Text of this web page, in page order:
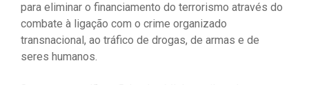
para eliminar o financiamento do terrorismo através do
combate à ligação com o crime organizado
transnacional, ao tráfico de drogas, de armas e de
seres humanos.